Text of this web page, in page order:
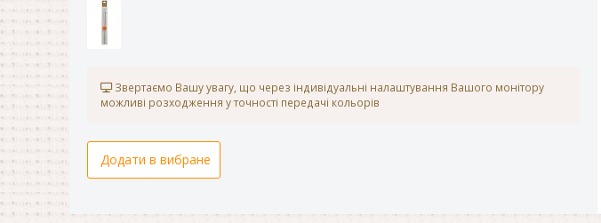
Звертаємо Вашу увагу, що через індивідуальні налаштування Вашого монітору
можливі розходження у точності передачі кольорів
Додати в вибране